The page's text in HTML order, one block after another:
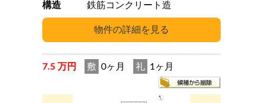
構造
鉄筋コンクリート造
7.5 万円 敷 0ヶ月 礼 1ヶ月